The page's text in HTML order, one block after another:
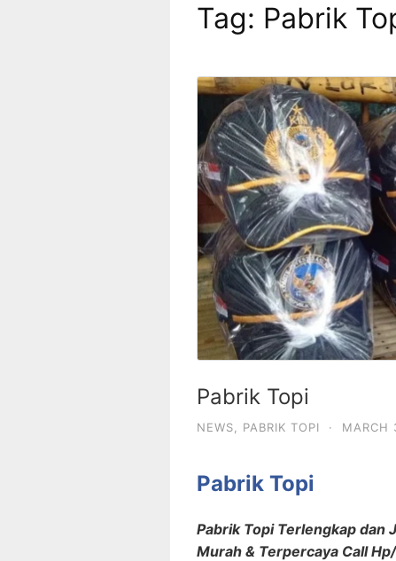
Tag: Pabrik
Pabrik Topi
NEWS PABRIK TOPI · MARCH
Pabrik Topi
Pabrik Topi Terlengkap dan
Murah & Terpercaya Call